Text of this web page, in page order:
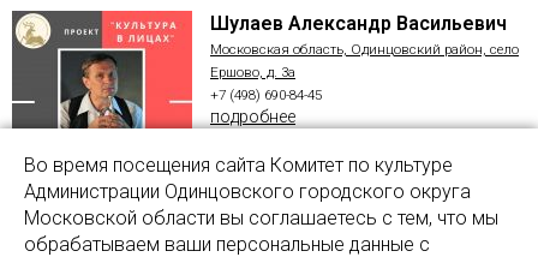
Шулаев Александр Васильевич
Московская область, Одинцовский район, село
Ершово, д. 3а
+7 (498) 690-84-45
подробнее
sov26@mail.ru
Во время посещения сайта Комитет по культуре
Администрации Одинцовского городского округа
Московской области вы соглашаетесь с тем, что мы
обрабатываем ваши персональные данные с